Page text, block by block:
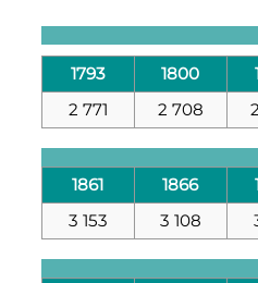
1793
1800
2 771
2 708
1861
1866
3 153
3 108